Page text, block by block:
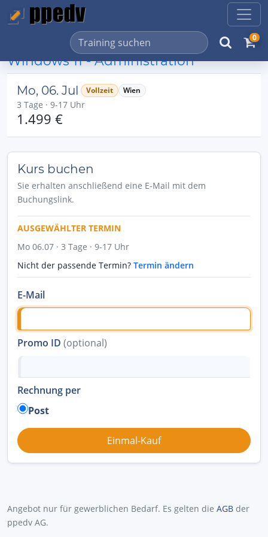
0
Windows 11 - Administration
Mo, 06. Jul Vollzeit Wien
3 Tage · 9-17 Uhr
1.499 €
Kurs buchen
Sie erhalten anschließend eine E-Mail mit dem
Buchungslink.
AUSGEWÄHLTER TERMIN
Mo 06.07 · 3 Tage · 9-17 Uhr
Nicht der passende Termin? Termin ändern
E-Mail
Promo ID (optional)
Rechnung per
Post
Angebot nur für gewerblichen Bedarf. Es gelten die AGB der
ppedv AG.